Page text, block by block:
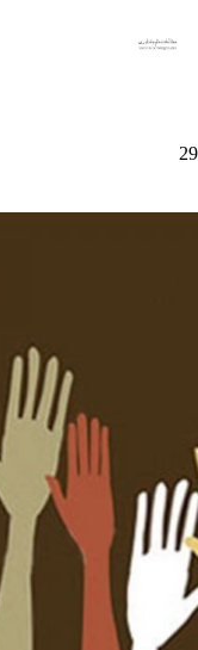
محتوا
29